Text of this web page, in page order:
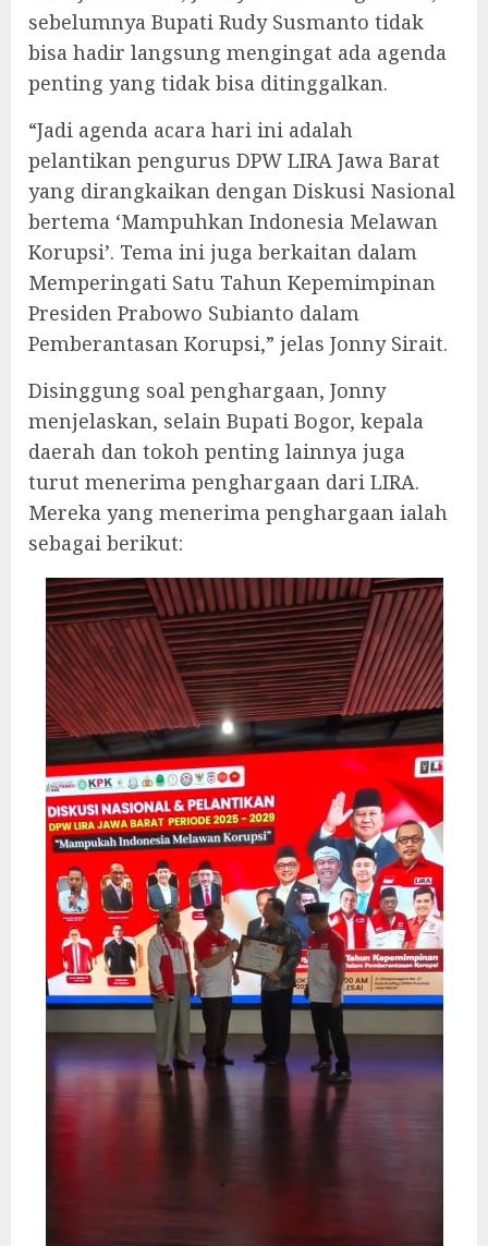
sebelumnya Bupati Rudy Susmanto tidak
bisa hadir langsung mengingat ada agenda
penting yang tidak bisa ditinggalkan.
“Jadi agenda acara hari ini adalah
pelantikan pengurus DPW LIRA Jawa Barat
yang dirangkaikan dengan Diskusi Nasional
bertema ‘Mampuhkan Indonesia Melawan
Korupsi’. Tema ini juga berkaitan dalam
Memperingati Satu Tahun Kepemimpinan
Presiden Prabowo Subianto dalam
Pemberantasan Korupsi,” jelas Jonny Sirait.
Disinggung soal penghargaan, Jonny
menjelaskan, selain Bupati Bogor, kepala
daerah dan tokoh penting lainnya juga
turut menerima penghargaan dari LIRA.
Mereka yang menerima penghargaan ialah
sebagai berikut: